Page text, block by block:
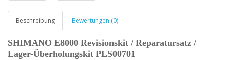
Beschreibung Bewertungen (0)
SHIMANO E8000 Revisionskit / Reparatursatz /
Lager-Überholungskit PLS00701